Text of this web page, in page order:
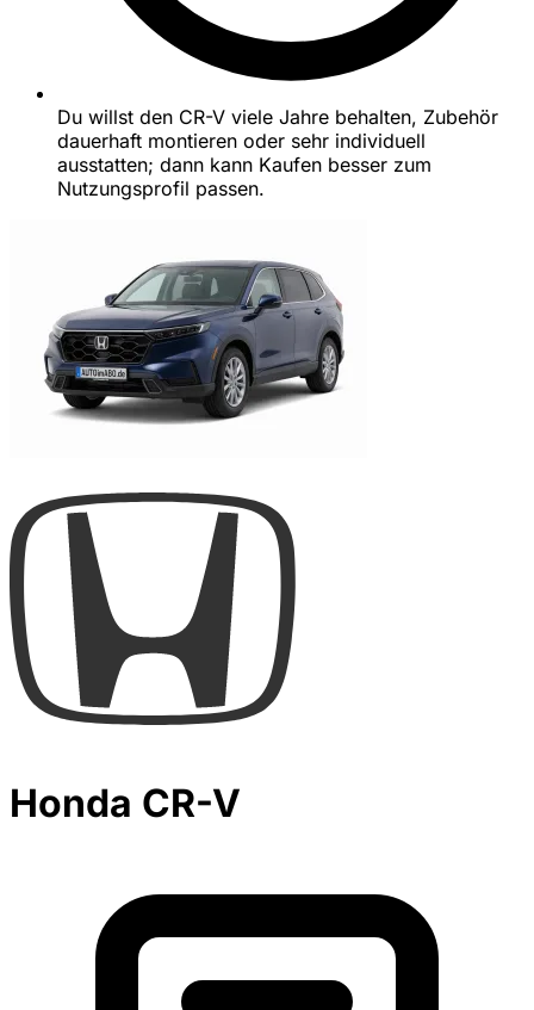
Du willst den CR-V viele Jahre behalten, Zubehör
dauerhaft montieren oder sehr individuell
ausstatten; dann kann Kaufen besser zum
Nutzungsprofil passen.
Honda CR-V